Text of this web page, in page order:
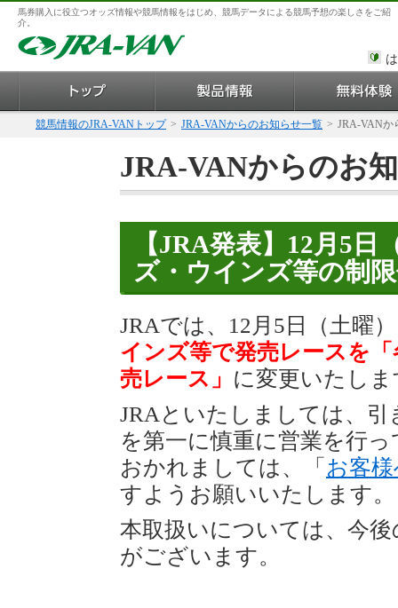
馬券購入に役立つオッズ情報や競馬情報をはじめ、競馬データによる競馬予想の楽しさをご紹
介。
競馬情報のJRA-VANトップ > JRA-VANからのお知らせ一覧 > JRA-VANか
JRA-VANからのお
【JRA発表】12月5
ズ・ウインズ等の制
JRAでは、12月5日（土曜
インズ等で発売レースを
売レース」 に変更いたし
JRAといたしましては、
を第一に慎重に営業を行
おかれましては、「 お客
すようお願いいたします。
本取扱いについては、今
がございます。